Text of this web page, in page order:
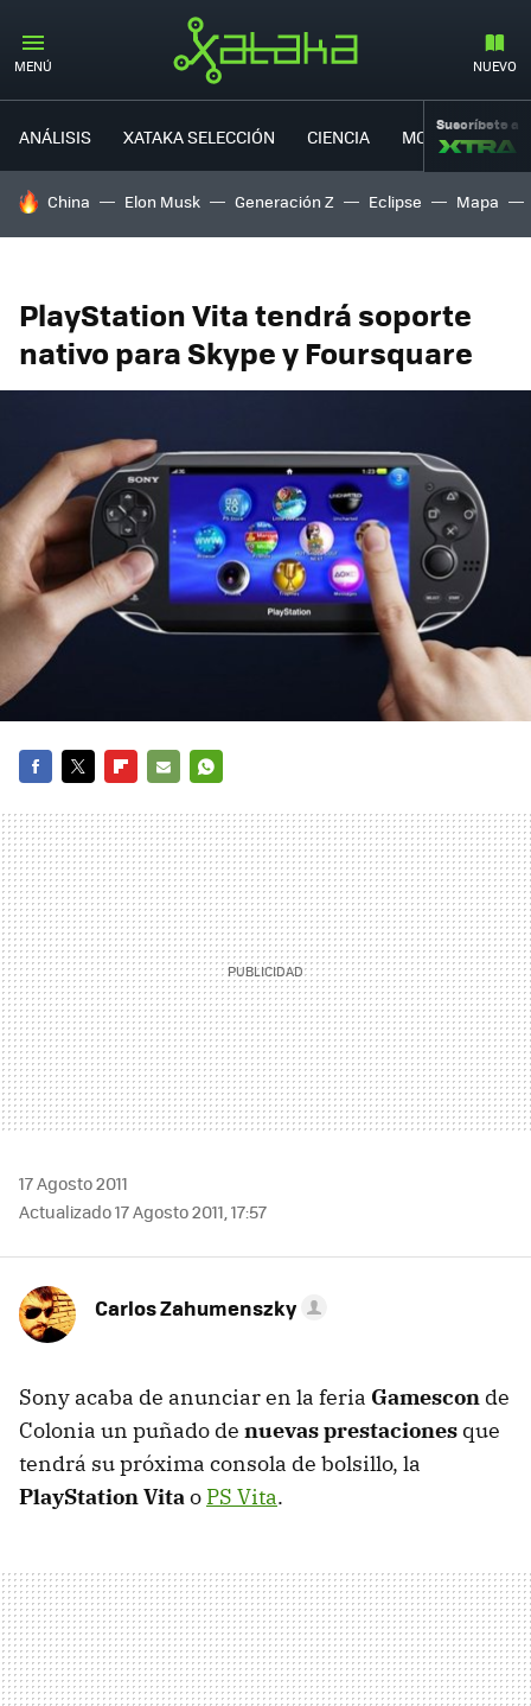
MENÚ NUEVO
ANÁLISIS XATAKA SELECCIÓN CIENCIA MOVILIDAD
Suscríbete a
HOY SE HABLA DE
China Elon Musk Generación Z Eclipse Mapa
PlayStation Vita tendrá soporte
nativo para Skype y Foursquare
MAIL
17 Agosto 2011
Actualizado 17 Agosto 2011, 17:57
Carlos Zahumenszky
Sony acaba de anunciar en la feria Gamescon de
Colonia un puñado de nuevas prestaciones que
tendrá su próxima consola de bolsillo, la
PlayStation Vitao PS Vita.